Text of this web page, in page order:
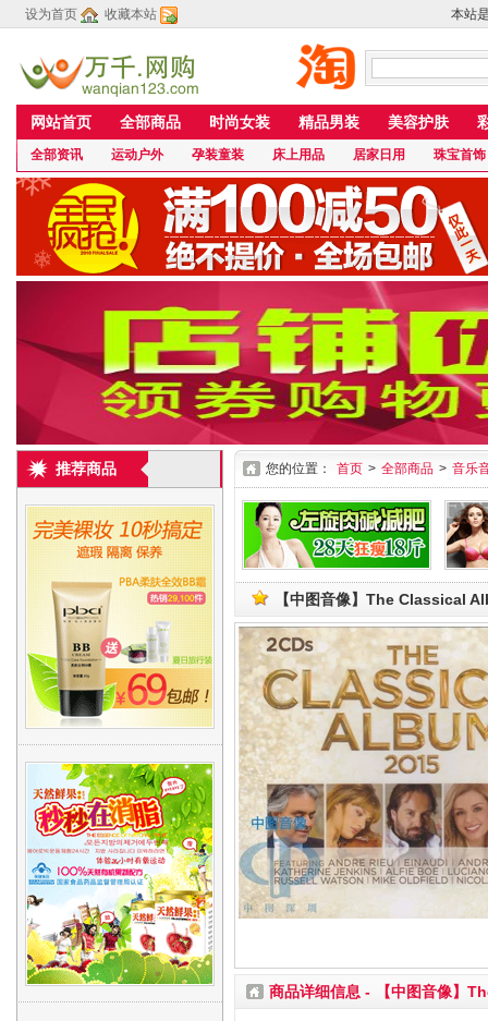
设为首页 收藏本站 本站
网站首页 全部商品 时尚女装 精品男装 美容护肤
全部资讯 运动户外 孕装童装 床上用品 居家日用 珠宝首饰
推荐商品 您的位置： 首页 > 全部商品 > 音乐
【中图音像】The Classical
商品详细信息 - 【中图音像】